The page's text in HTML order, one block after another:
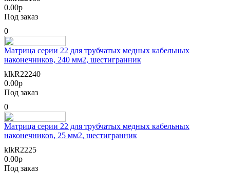
0.00р
Под заказ
0
Матрица серии 22 для трубчатых медных кабельных
наконечников, 240 мм2, шестигранник
klkR22240
0.00р
Под заказ
0
Матрица серии 22 для трубчатых медных кабельных
наконечников, 25 мм2, шестигранник
klkR2225
0.00р
Под заказ